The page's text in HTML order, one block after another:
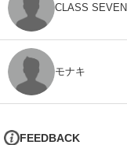
CLASS SEVEN
モナキ
FEEDBACK